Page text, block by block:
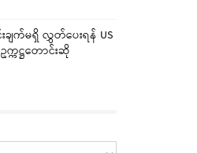
ချက်မရှိ လွှတ်ပေးရန် US
က္ကဋ္ဌတောင်းဆို